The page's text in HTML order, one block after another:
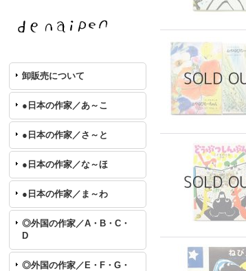
卸販売について
●日本の作家／あ～こ
●日本の作家／さ～と
●日本の作家／な～ほ
●日本の作家／ま～わ
◎外国の作家／A・B・C・
D
◎外国の作家／E・F・G・